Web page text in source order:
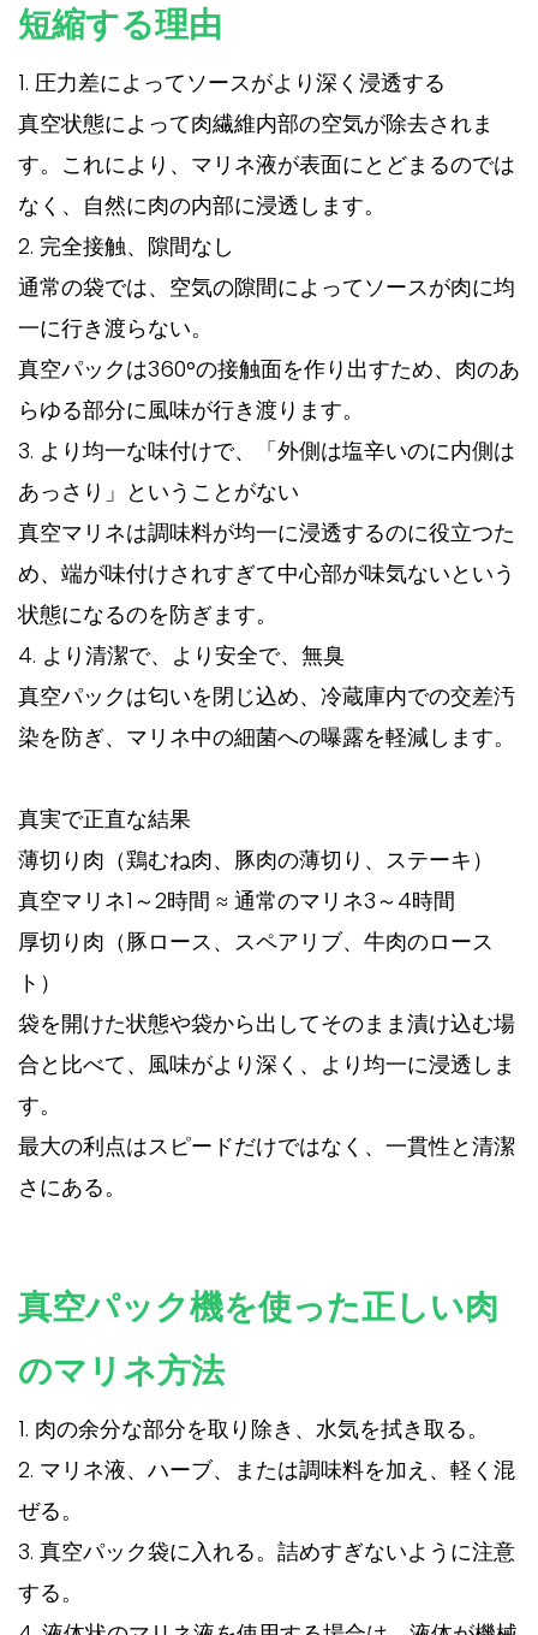
短縮する理由
1. 圧力差によってソースがより深く浸透する
真空状態によって肉繊維内部の空気が除去されま
す。これにより、マリネ液が表面にとどまるのでは
なく、自然に肉の内部に浸透します。
2. 完全接触、隙間なし
通常の袋では、空気の隙間によってソースが肉に均
一に行き渡らない。
真空パックは360°の接触面を作り出すため、肉のあ
らゆる部分に風味が行き渡ります。
3. より均一な味付けで、「外側は塩辛いのに内側は
あっさり」ということがない
真空マリネは調味料が均一に浸透するのに役立つた
め、端が味付けされすぎて中心部が味気ないという
状態になるのを防ぎます。
4. より清潔で、より安全で、無臭
真空パックは匂いを閉じ込め、冷蔵庫内での交差汚
染を防ぎ、マリネ中の細菌への曝露を軽減します。
真実で正直な結果
薄切り肉（鶏むね肉、豚肉の薄切り、ステーキ）
真空マリネ1～2時間 ≈ 通常のマリネ3～4時間
厚切り肉（豚ロース、スペアリブ、牛肉のロース
ト）
袋を開けた状態や袋から出してそのまま漬け込む場
合と比べて、風味がより深く、より均一に浸透しま
す。
最大の利点はスピードだけではなく、一貫性と清潔
さにある。
真空パック機を使った正しい肉
のマリネ方法
1. 肉の余分な部分を取り除き、水気を拭き取る。
2. マリネ液、ハーブ、または調味料を加え、軽く混
ぜる。
3. 真空パック袋に入れる。詰めすぎないように注意
する。